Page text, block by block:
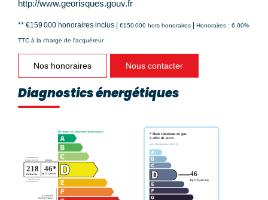
http://www.georisques.gouv.fr
** €159 000 honoraires inclus | €150 000 hors honoraires | Honoraires : 6.00%
TTC à la charge de l'acquéreur
Nos honoraires Nous contacter
Diagnostics énergétiques